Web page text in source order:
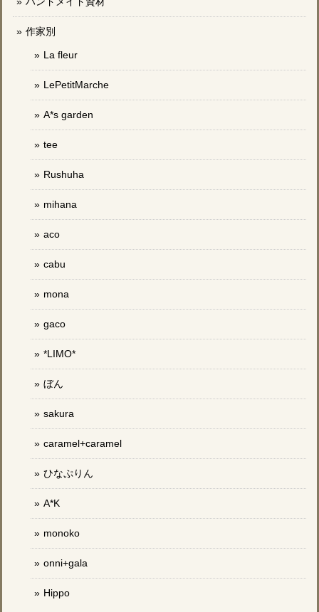
作家別
La fleur
LePetitMarche
A*s garden
tee
Rushuha
mihana
aco
cabu
mona
gaco
*LIMO*
ぼん
sakura
caramel+caramel
ひなぷりん
A*K
monoko
onni+gala
Hippo